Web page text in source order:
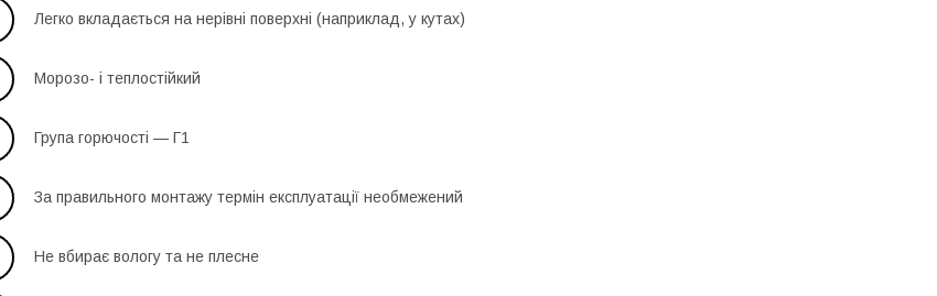
Легко вкладається на нерівні поверхні (наприклад, у кутах)
Морозо- і теплостійкий
Група горючості — Г1
За правильного монтажу термін експлуатації необмежений
Не вбирає вологу та не плесне